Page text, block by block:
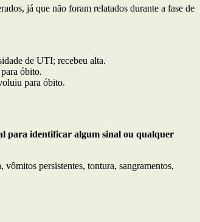
já que não foram relatados durante a fase de
de UTI; recebeu alta.
óbito.
para óbito.
para identificar algum sinal ou qualquer
persistentes, tontura, sangramentos,